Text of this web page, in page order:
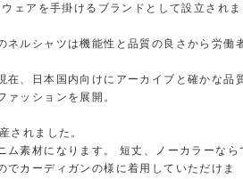
ェアを手掛けるブランドとして設立され
ネルシャツは機能性と品質の良さから労働
在、日本国内向けにアーカイブと確かな品
ッションを展開。
されました。
ム素材になります。 短丈、ノーカラーなら
カーディガンの様に着用していただけま